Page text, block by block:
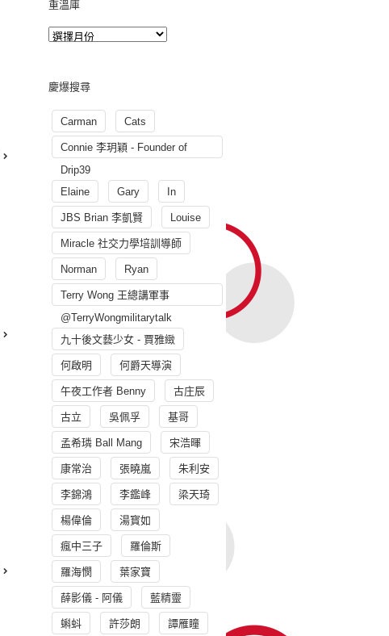
重溫庫
慶爆搜尋
Carman Cats
Connie 李玥穎 - Founder of
Drip39
Elaine
Gary In
JBS Brian 李凱賢 Louise
Miracle 社交力學培訓導師
Norman Ryan
Terry Wong 王總講軍事
@TerryWongmilitarytalk
九十後文藝少女 - 賈雅緻
何啟明 何爵天導演
午夜工作者 Benny 古庄辰
古立 吳佩孚 基哥
孟希璘 Ball Mang 宋浩暉
康常治 張曉嵐 朱利安
李錦鴻 李鑑峰 梁天琦
楊偉倫 湯寳如
瘋中三子 羅倫斯
羅海憫 葉家寶
薛影儀 - 阿儀 藍精靈
蝌蚪 許莎朗 譚雁瞳